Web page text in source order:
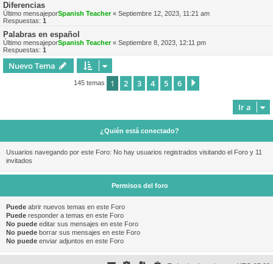
Diferencias
Último mensajeporSpanish Teacher« Septiembre 12, 2023, 11:21 am
Respuestas: 1
Palabras en español
Último mensajeporSpanish Teacher« Septiembre 8, 2023, 12:11 pm
Respuestas: 1
Nuevo Tema
145 temas 1 2 3 4 5 6
Ir a
¿Quién está conectado?
Usuarios navegando por este Foro: No hay usuarios registrados visitando el Foro y 11
invitados
Permisos del foro
Puede abrir nuevos temas en este Foro
Puede responder a temas en este Foro
No puede editar sus mensajes en este Foro
No puede borrar sus mensajes en este Foro
No puede enviar adjuntos en este Foro